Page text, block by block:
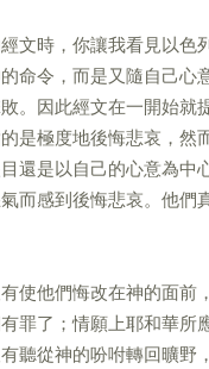
文時，你讓我看見以
命令，而是又隨自己心
。因此經文在一開始就
是極度地後悔悲哀，然
還是以自己的心意為中
而感到後悔悲哀。他們
使他們悔改在神的面前
罪了；情願上耶和華所
聽從神的吩咐轉回曠野